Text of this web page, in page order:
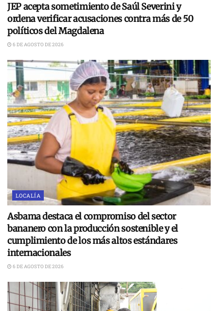
JEP acepta sometimiento de Saúl Severini y
ordena verificar acusaciones contra más de 50
políticos del Magdalena
6 DE AGOSTO DE 2026
LOCALÍA
Asbama destaca el compromiso del sector
bananero con la producción sostenible y el
cumplimiento de los más altos estándares
internacionales
6 DE AGOSTO DE 2026